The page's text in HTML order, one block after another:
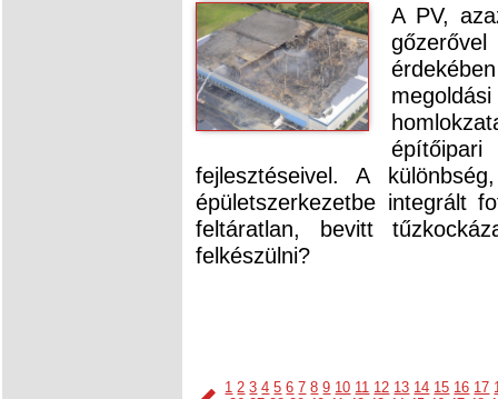
A PV,
fejlesztéseivel. A
épületszerkezetbe integrált
feltáratlan, bevitt
felkészülni?
1 2 3 4 5 6 7 8 9 10 11 12 13 14 15 16 17